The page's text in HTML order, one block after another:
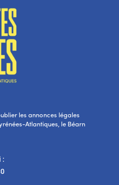
les annonces légales
Atlantiques, le Béarn
: